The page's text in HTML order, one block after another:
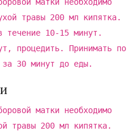
травы 200 мл кипятка.
течение 10-15 минут.
процедить. Принимать по
30 минут до еды.
матки необходимо
травы 200 мл кипятка.